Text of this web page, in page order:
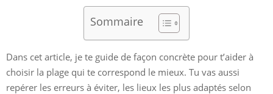
Sommaire
Dans cet article, je te guide de façon concrète pour t’aider à
choisir la plage qui te correspond le mieux. Tu vas aussi
repérer les erreurs à éviter, les lieux les plus adaptés selon